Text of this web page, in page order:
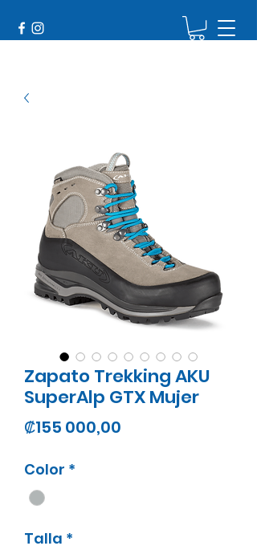
Zapato Trekking AKU
SuperAlp GTX Mujer
₡155 000,00
Color *
Talla *